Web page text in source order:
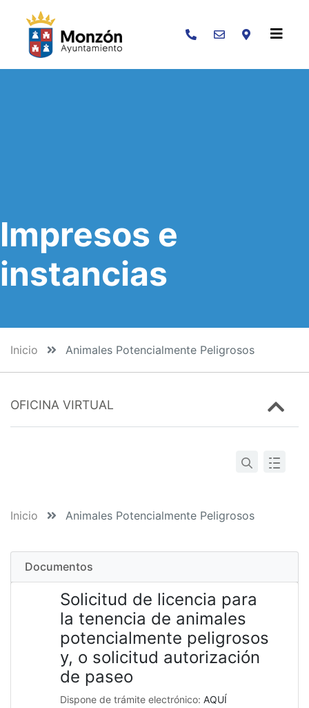
Buscar
Impresos e
instancias
Inicio Animales Potencialmente Peligrosos
OFICINA VIRTUAL
Inicio Animales Potencialmente Peligrosos
Documentos
Solicitud de licencia para
la tenencia de animales
potencialmente peligrosos
y, o solicitud autorización
de paseo
Dispone de trámite electrónico: AQUÍ